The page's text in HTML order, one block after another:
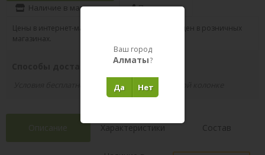
Наличие в магазинах Поделиться
Цены в интернет-магазине могут отличаться от цен в розничных
магазинах.
Способы доставки вашего заказа
Условия бесплатной доставки указаны в правой колонке
Описание Характеристики Состав
Ваш город
Алматы?
Нет
Да